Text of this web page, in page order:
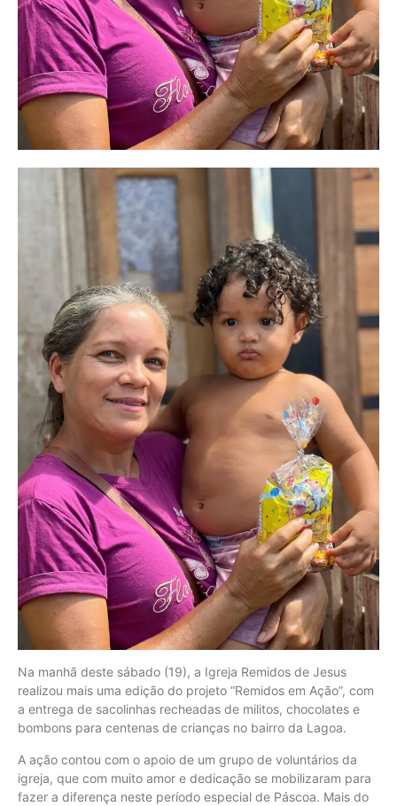
Na manhã deste sábado (19), a Igreja Remidos de Jesus
realizou mais uma edição do projeto “Remidos em Ação”, com
a entrega de sacolinhas recheadas de militos, chocolates e
bombons para centenas de crianças no bairro da Lagoa.
A ação contou com o apoio de um grupo de voluntários da
igreja, que com muito amor e dedicação se mobilizaram para
fazer a diferença neste período especial de Páscoa. Mais do